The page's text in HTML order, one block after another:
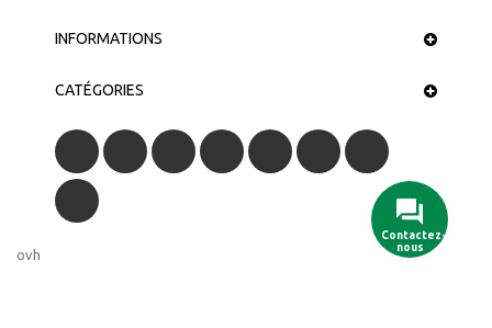
INFORMATIONS
CATÉGORIES
Contactez-
nous
ovh